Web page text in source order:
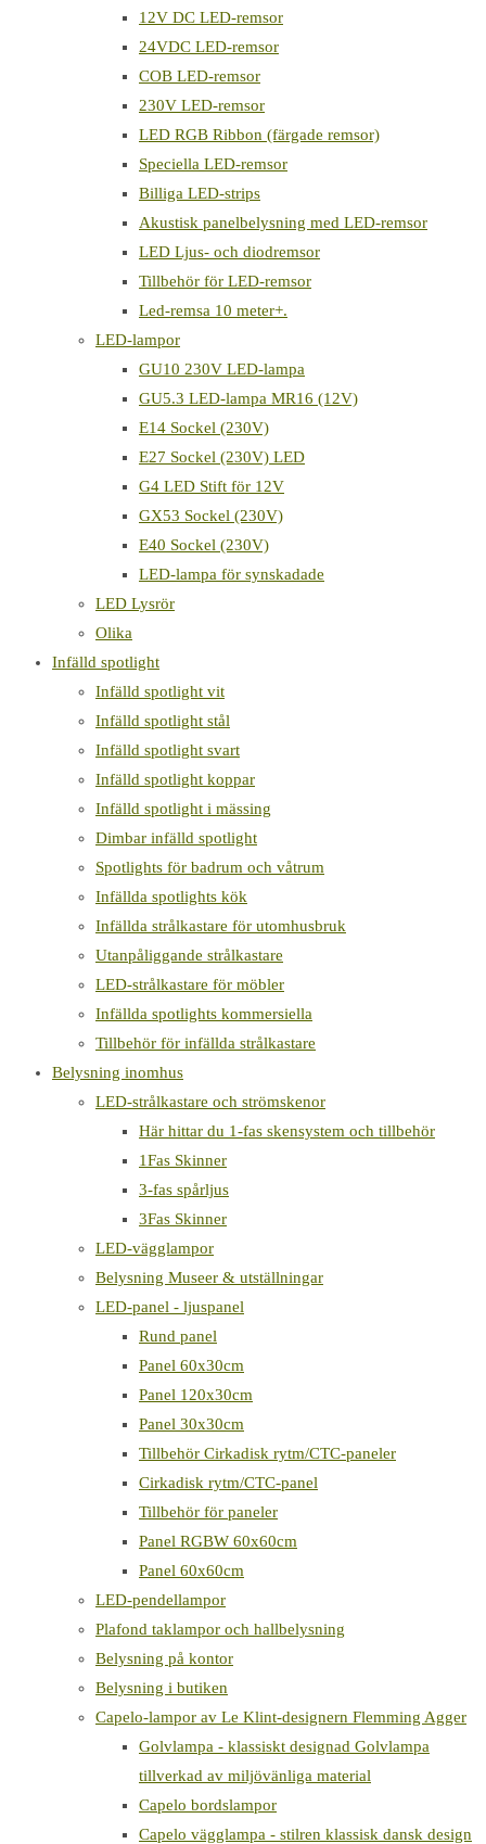
12V DC LED-remsor
24VDC LED-remsor
COB LED-remsor
230V LED-remsor
LED RGB Ribbon (färgade remsor)
Speciella LED-remsor
Billiga LED-strips
Akustisk panelbelysning med LED-remsor
LED Ljus- och diodremsor
Tillbehör för LED-remsor
Led-remsa 10 meter+.
LED-lampor
GU10 230V LED-lampa
GU5.3 LED-lampa MR16 (12V)
E14 Sockel (230V)
E27 Sockel (230V) LED
G4 LED Stift för 12V
GX53 Sockel (230V)
E40 Sockel (230V)
LED-lampa för synskadade
LED Lysrör
Olika
Infälld spotlight
Infälld spotlight vit
Infälld spotlight stål
Infälld spotlight svart
Infälld spotlight koppar
Infälld spotlight i mässing
Dimbar infälld spotlight
Spotlights för badrum och våtrum
Infällda spotlights kök
Infällda strålkastare för utomhusbruk
Utanpåliggande strålkastare
LED-strålkastare för möbler
Infällda spotlights kommersiella
Tillbehör för infällda strålkastare
Belysning inomhus
LED-strålkastare och strömskenor
Här hittar du 1-fas skensystem och tillbehör
1Fas Skinner
3-fas spårljus
3Fas Skinner
LED-vägglampor
Belysning Museer & utställningar
LED-panel - ljuspanel
Rund panel
Panel 60x30cm
Panel 120x30cm
Panel 30x30cm
Tillbehör Cirkadisk rytm/CTC-paneler
Cirkadisk rytm/CTC-panel
Tillbehör för paneler
Panel RGBW 60x60cm
Panel 60x60cm
LED-pendellampor
Plafond taklampor och hallbelysning
Belysning på kontor
Belysning i butiken
Capelo-lampor av Le Klint-designern Flemming Agger
Golvlampa - klassiskt designad Golvlampa
tillverkad av miljövänliga material
Capelo bordslampor
Capelo vägglampa - stilren klassisk dansk design